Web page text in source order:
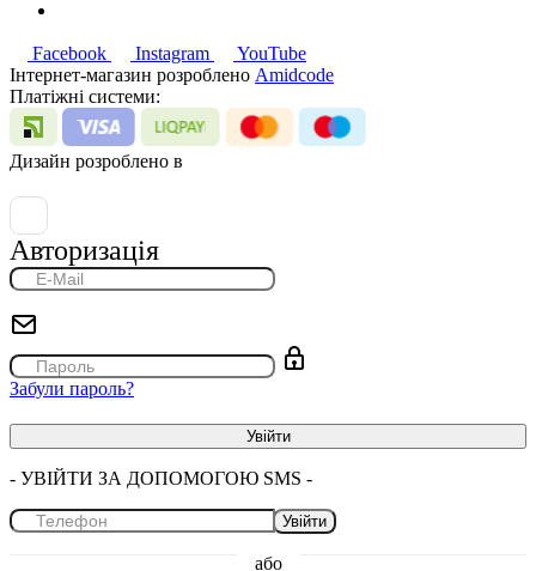
Facebook Instagram
YouTube
Інтернет-магазин розроблено Amidcode
Платіжні системи:
Дизайн розроблено в
Авторизація
Забули пароль?
- УВІЙТИ ЗА ДОПОМОГОЮ SMS -
Увійти
або